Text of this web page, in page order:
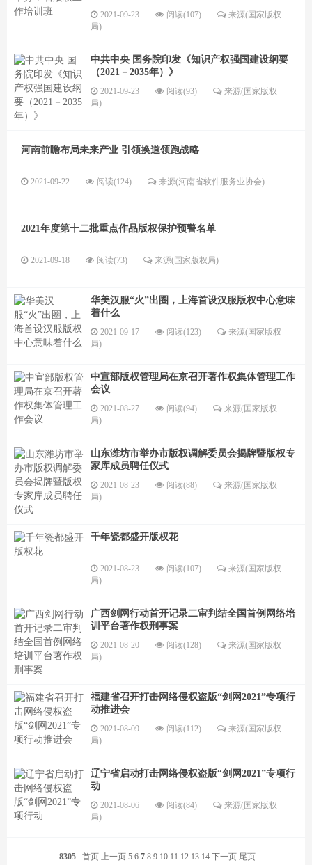
2021-09-23 阅读(107)
来源(国家版权
局)
中共中央 国务院印发《知识产权强国建设纲要
（2021－2035年）》
2021-09-23 阅读(93)
来源(国家版权
局)
河南前瞻布局未来产业 引领换道领跑战略
2021-09-22 阅读(124) 来源(河南省软件服务业协会)
2021年度第十二批重点作品版权保护预警名单
2021-09-18 阅读(73) 来源(国家版权局)
华美汉服“火”出圈，上海首设汉服版权中心意味
着什么
2021-09-17 阅读(123)
来源(国家版权
局)
中宣部版权管理局在京召开著作权集体管理工作
会议
2021-08-27 阅读(94)
来源(国家版权
局)
山东潍坊市举办市版权调解委员会揭牌暨版权专
家库成员聘任仪式
2021-08-23 阅读(88)
来源(国家版权
局)
千年瓷都盛开版权花
2021-08-23 阅读(107)
来源(国家版权
局)
广西剑网行动首开记录二审判结全国首例网络培
训平台著作权刑事案
2021-08-20 阅读(128)
来源(国家版权
局)
福建省召开打击网络侵权盗版“剑网2021”专项行
动推进会
2021-08-09 阅读(112)
来源(国家版权
局)
辽宁省启动打击网络侵权盗版“剑网2021”专项行
动
2021-08-06 阅读(84)
来源(国家版权
局)
8305 首页 上一页 5 6 7 8 9 10 11 12 13 14 下一页 尾页